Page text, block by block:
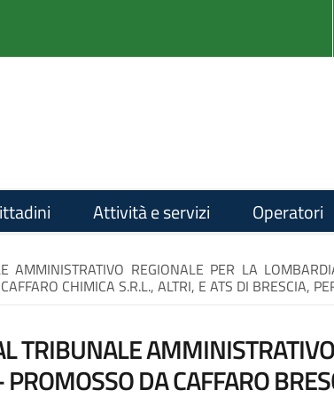
Attività e servizi Operatori
AMMINISTRATIVO REGIONALE PER LA
CHIMICA S.R.L., ALTRI, E ATS DI BRESCIA,
TRIBUNALE
DA CAFFARO